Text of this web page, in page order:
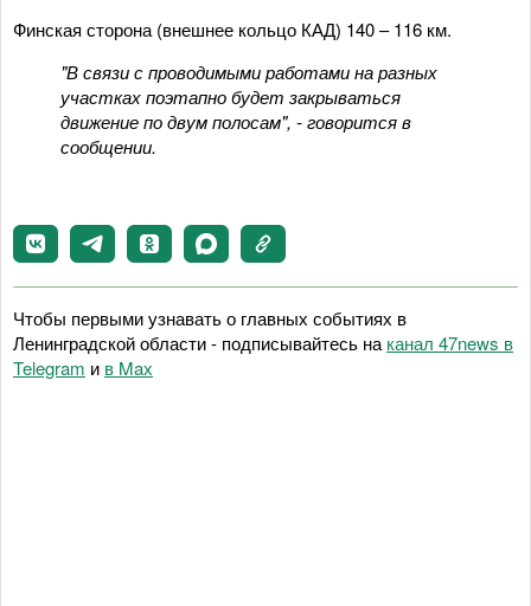
Финская сторона (внешнее кольцо КАД) 140 – 116 км.
"В связи с проводимыми работами на разных
участках поэтапно будет закрываться
движение по двум полосам", - говорится в
сообщении.
Чтобы первыми узнавать о главных событиях в
Ленинградской области - подписывайтесь на канал 47news в
Telegram и в Maх